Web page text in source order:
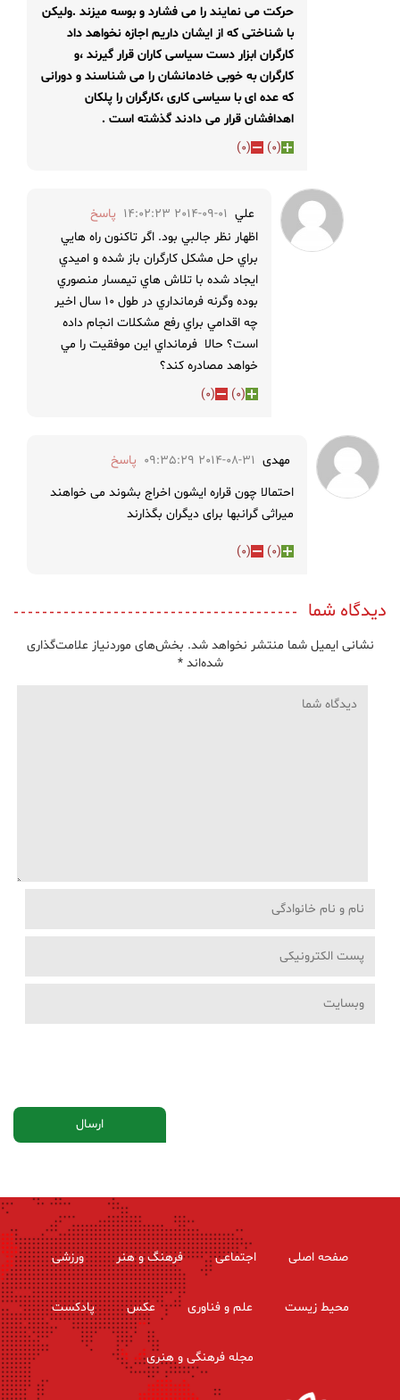
حرکت می نمایند را می فشارد و بوسه میزند .ولیکن
با شناختی که از ایشان داریم اجازه نخواهد داد
کارگران ابزار دست سیاسی کاران قرار گیرند ،و
کارگران به خوبی خادمانشان را می شناسند و دورانی
که عده ای با سیاسی کاری ،کارگران را پلکان
اهدافشان قرار می دادند گذشته است .
(
0
)
(
0
)
علي 2014-09-01 14:02:23
پاسخ
اظهار نظر جالبي بود. اگر تاكنون راه هايي
براي حل مشكل كارگران باز شده و اميدي
ايجاد شده با تلاش هاي تيمسار منصوري
بوده وگرنه فرمانداري در طول 10 سال اخير
چه اقدامي براي رفع مشكلات انجام داده
است؟ حالا فرمانداي اين موفقيت را مي
خواهد مصادره كند؟
(
0
)
(
0
)
مهدی 2014-08-31 09:35:29
پاسخ
احتمالا چون قراره ایشون اخراج بشوند می خواهند
میراثی گرانبها برای دیگران بگذارند
(
0
)
(
0
)
دیدگاه شما
نشانی ایمیل شما منتشر نخواهد شد. بخش‌های موردنیاز علامت‌گذاری
شده‌اند*
صفحه اصلی اجتماعی فرهنگ و هنر ورزشی
محیط زیست علم و فناوری عکس پادکست
مجله فرهنگی و هنری